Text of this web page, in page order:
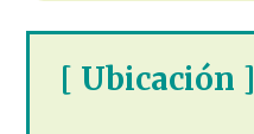
[ Ubicación ]